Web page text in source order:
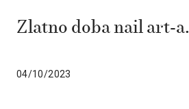
Zlatno doba nail art-a.
04/10/2023